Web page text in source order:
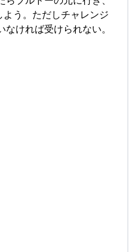
う。ただしチャレンジ
ければ受けられない。